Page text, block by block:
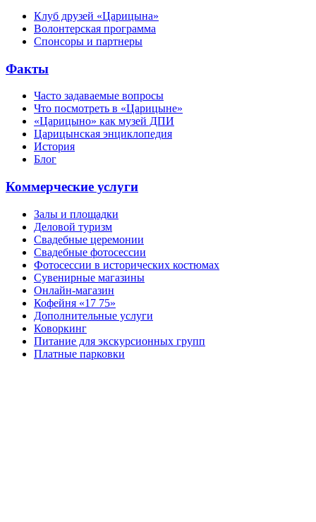
Клуб друзей «Царицына»
Волонтерская программа
Спонсоры и партнеры
Факты
Часто задаваемые вопросы
Что посмотреть в «Царицыне»
«Царицыно» как музей ДПИ
Царицынская энциклопедия
История
Блог
Коммерческие услуги
Залы и площадки
Деловой туризм
Свадебные церемонии
Свадебные фотосессии
Фотосессии в исторических костюмах
Сувенирные магазины
Онлайн-магазин
Кофейня «17 75»
Дополнительные услуги
Коворкинг
Питание для экскурсионных групп
Платные парковки